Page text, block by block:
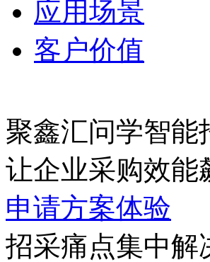
应用场景
客户价值
聚鑫汇问学智能
让企业采购效能飙
申请方案体验
招采痛点集中解决